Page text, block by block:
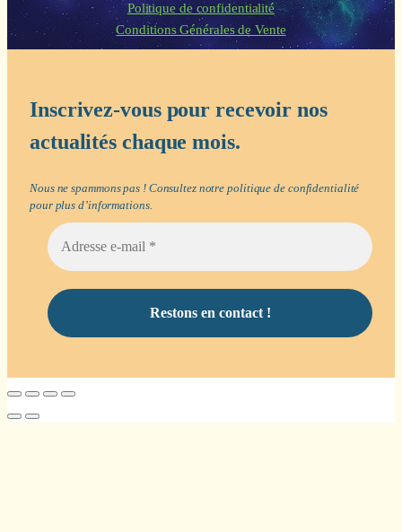
Politique de confidentialité
Conditions Générales de Vente
Inscrivez-vous pour recevoir nos
actualités chaque mois.
Nous ne spammons pas ! Consultez notrepolitique de confidentialité
pour plus d’informations.